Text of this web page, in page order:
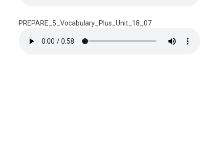
PREPARE_5_Vocabulary_Plus_Unit_18_07